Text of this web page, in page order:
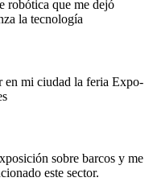
robótica que me dejó
la tecnología
en mi ciudad la feria Expo-
sobre barcos y me
este sector.